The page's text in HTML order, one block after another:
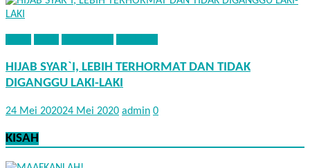
HIJAB SYAR`I, LEBIH TERHORMAT DAN TIDAK
DIGANGGU LAKI-LAKI
24 Mei 202024 Mei 2020 admin 0
KISAH